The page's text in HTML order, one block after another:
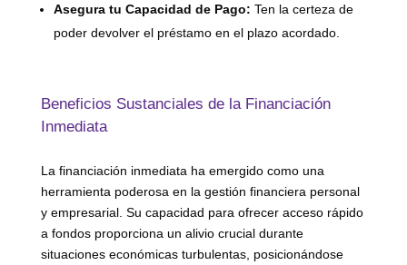
Asegura tu Capacidad de Pago: Ten la certeza de
poder devolver el préstamo en el plazo acordado.
Beneficios Sustanciales de la Financiación
Inmediata
La financiación inmediata ha emergido como una
herramienta poderosa en la gestión financiera personal
y empresarial. Su capacidad para ofrecer acceso rápido
a fondos proporciona un alivio crucial durante
situaciones económicas turbulentas, posicionándose